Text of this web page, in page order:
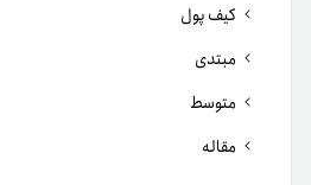
کیف پول
مبتدی
متوسط
مقاله